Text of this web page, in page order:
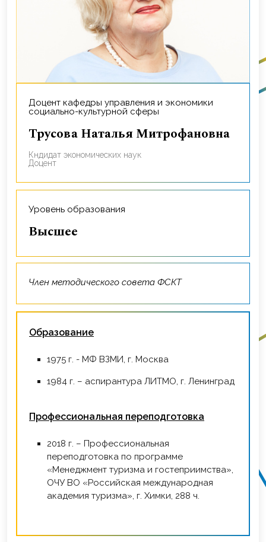
Доцент кафедры управления и экономики
социально-культурной сферы
Трусова Наталья Митрофановна
кндидат экономических наук
доцент
Уровень образования
Высшее
Член методического совета ФСКТ
Образование
1975 г. - МФ ВЗМИ, г. Москва
1984 г. – аспирантура ЛИТМО, г. Ленинград
Профессиональная переподготовка
2018 г. – Профессиональная
переподготовка по программе
«Менеджмент туризма и гостеприимства»,
ОЧУ ВО «Российская международная
академия туризма», г. Химки, 288 ч.